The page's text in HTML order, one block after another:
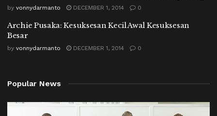
by vonnydarmanto DECEMBER 1, 2014 0
Archie Pusaka: Kesuksesan Kecil Awal Kesuksesan
Besar
by vonnydarmanto DECEMBER 1, 2014 0
Popular News